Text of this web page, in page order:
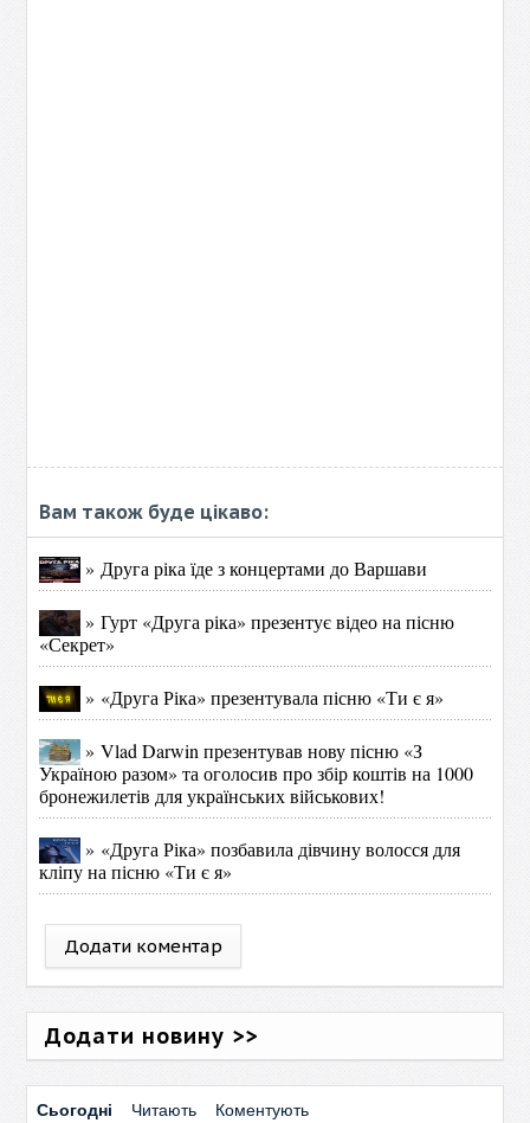
Вам також буде цікаво:
» Друга ріка їде з концертами до Варшави
» Гурт «Друга ріка» презентує відео на пісню
«Секрет»
» «Друга Ріка» презентувала пісню «Ти є я»
» Vlad Darwin презентував нову пісню «З
Україною разом» та оголосив про збір коштів на 1000
бронежилетів для українських військових!
» «Друга Ріка» позбавила дівчину волосся для
кліпу на пісню «Ти є я»
Додати коментар
Додати новину >>
Сьогодні Читають Коментують